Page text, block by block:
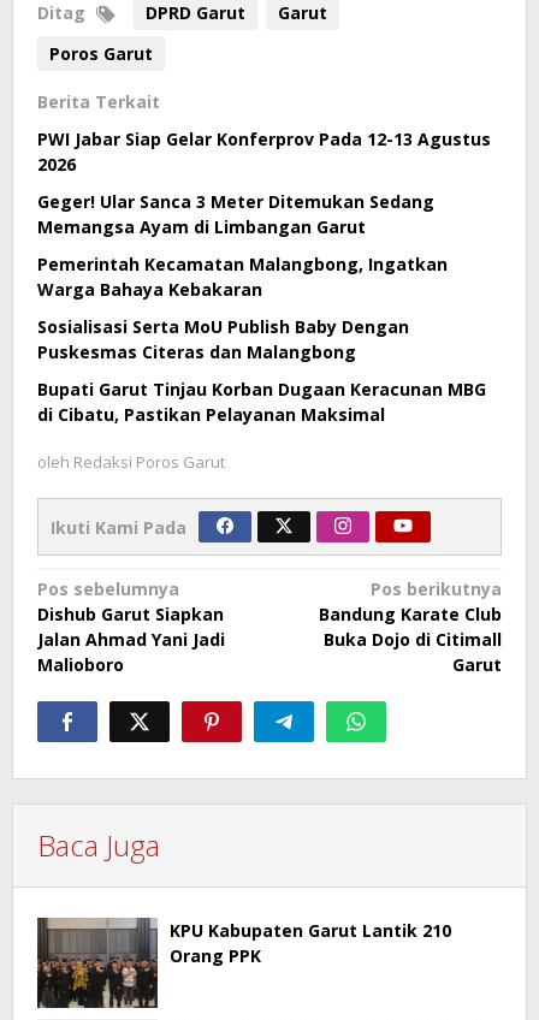
Ditag DPRD Garut
Garut
Poros Garut
Berita Terkait
PWI Jabar Siap Gelar Konferprov Pada 12-13 Agustus
2026
Geger! Ular Sanca 3 Meter Ditemukan Sedang
Memangsa Ayam di Limbangan Garut
Pemerintah Kecamatan Malangbong, Ingatkan
Warga Bahaya Kebakaran
Sosialisasi Serta MoU Publish Baby Dengan
Puskesmas Citeras dan Malangbong
Bupati Garut Tinjau Korban Dugaan Keracunan MBG
di Cibatu, Pastikan Pelayanan Maksimal
oleh Redaksi Poros Garut
Ikuti Kami Pada
Navigasi
pos
Pos sebelumnya
Dishub Garut Siapkan
Jalan Ahmad Yani Jadi
Malioboro
Pos berikutnya
Bandung Karate Club
Buka Dojo di Citimall
Garut
Baca Juga
KPU Kabupaten Garut Lantik 210
Orang PPK